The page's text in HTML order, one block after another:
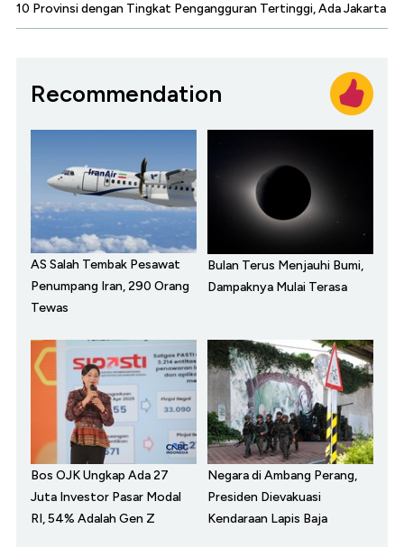
10 Provinsi dengan Tingkat Pengangguran Tertinggi, Ada Jakarta
Recommendation
AS Salah Tembak Pesawat
Penumpang Iran, 290 Orang
Tewas
Bulan Terus Menjauhi Bumi,
Dampaknya Mulai Terasa
Bos OJK Ungkap Ada 27
Juta Investor Pasar Modal
RI, 54% Adalah Gen Z
Negara di Ambang Perang,
Presiden Dievakuasi
Kendaraan Lapis Baja